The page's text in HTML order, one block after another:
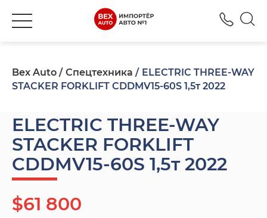
Bex Auto Спецтехника
ELECTRIC THREE-WAY
STACKER FORKLIFT CDDMV15-60S 1,5т 2022
ELECTRIC THREE-WAY
STACKER FORKLIFT
CDDMV15-60S 1,5т 2022
$61 800